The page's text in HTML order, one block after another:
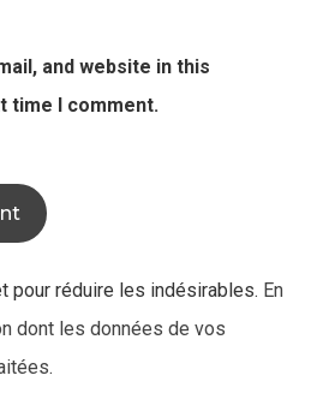
and website in this
time I comment.
pour réduire les indésirables. En
dont les données de vos
.